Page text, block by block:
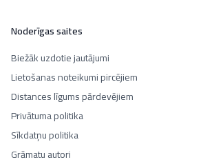
Noderīgas saites
Biežāk uzdotie jautājumi
Lietošanas noteikumi pircējiem
Distances līgums pārdevējiem
Privātuma politika
Sīkdatņu politika
Grāmatu autori